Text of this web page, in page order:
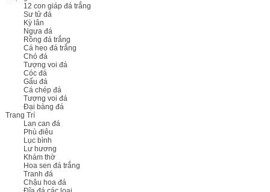
12 con giáp đá trắng
Sư tử đá
Kỳ lân
Ngựa đá
Rồng đá trắng
Cá heo đá trắng
Chó đá
Tượng voi đá
Cóc đá
Gấu đá
Cá chép đá
Tượng voi đá
Đại bàng đá
Trang Trí
Lan can đá
Phù điêu
Lục bình
Lư hương
Khám thờ
Hoa sen đá trắng
Tranh đá
Chậu hoa đá